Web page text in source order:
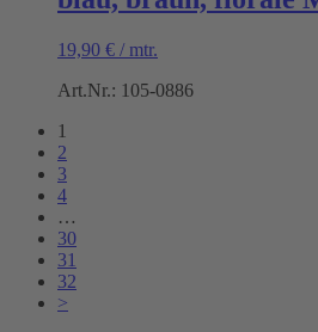
19,90 € / mtr.
Art.Nr.: 105-0886
1
2
3
4
…
30
31
32
>